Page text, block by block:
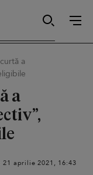
a
a
aprilie 2021, 16:43